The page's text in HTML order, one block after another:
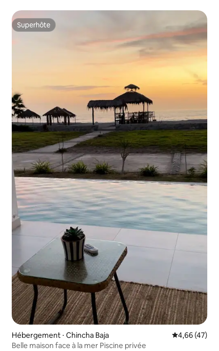
Superhôte
Superhôte
Hébergement ⋅ Chincha Baja Évaluation
4,66 (47)
Belle maison face à la mer Piscine privée